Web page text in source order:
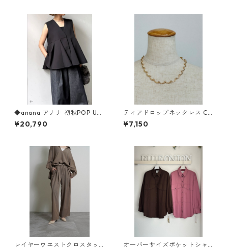
◆anana アナナ 初秋POP UP
◆ ペプラムベスト 66-012 A
NANA
¥20,790
ティアドロップネックレス C4
2510034 Nothing And Othe
rs
¥7,150
レイヤーウエストクロスタッ
オーバーサイズポケットシャ